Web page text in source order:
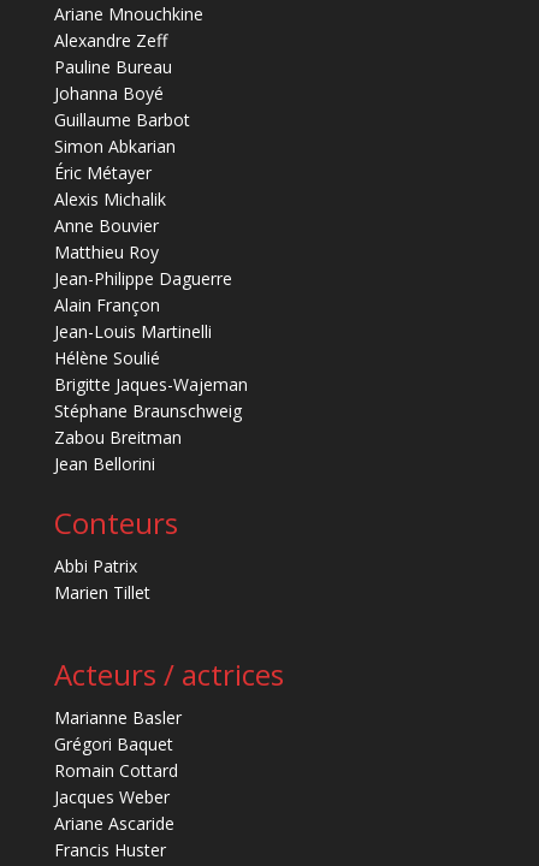
Ariane Mnouchkine
Alexandre Zeff
Pauline Bureau
Johanna Boyé
Guillaume Barbot
Simon Abkarian
Éric Métayer
Alexis Michalik
Anne Bouvier
Matthieu Roy
Jean-Philippe Daguerre
Alain Françon
Jean-Louis Martinelli
Hélène Soulié
Brigitte Jaques-Wajeman
Stéphane Braunschweig
Zabou Breitman
Jean Bellorini
Conteurs
Abbi Patrix
Marien Tillet
Acteurs / actrices
Marianne Basler
Grégori Baquet
Romain Cottard
Jacques Weber
Ariane Ascaride
Francis Huster